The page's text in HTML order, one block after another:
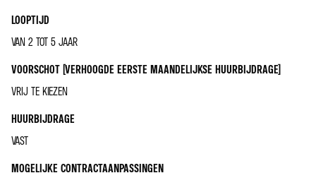
LOOPTIJD
VAN 2 TOT 5 JAAR
VOORSCHOT (VERHOOGDE EERSTE MAANDELIJKSE HUURBIJDRAGE)
VRIJ TE KIEZEN
HUURBIJDRAGE
VAST
MOGELIJKE CONTRACTAANPASSINGEN